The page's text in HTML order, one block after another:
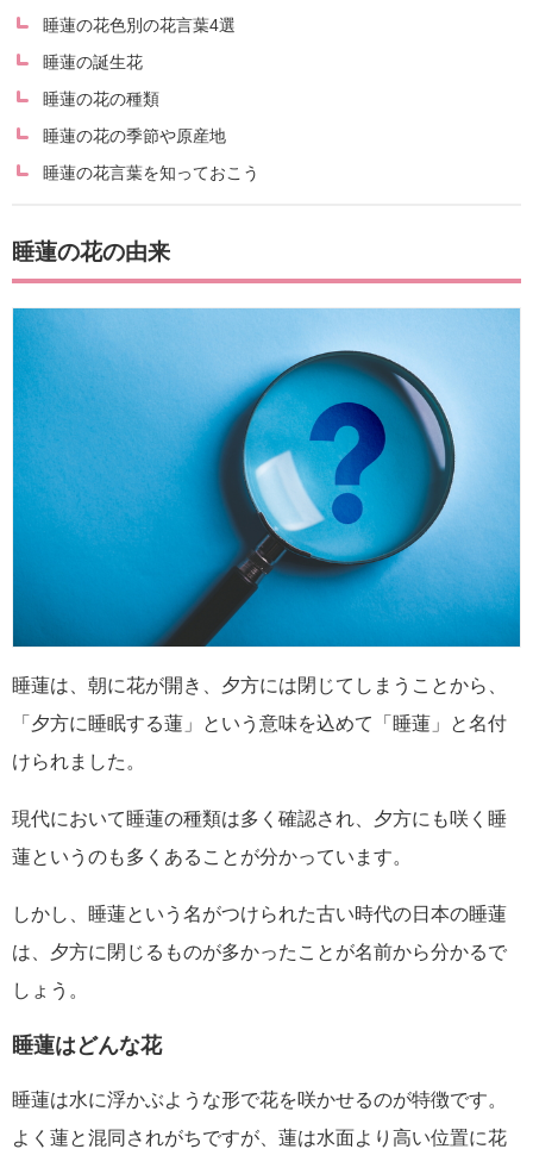
睡蓮の花色別の花言葉4選
睡蓮の誕生花
睡蓮の花の種類
睡蓮の花の季節や原産地
睡蓮の花言葉を知っておこう
睡蓮の花の由来
睡蓮は、朝に花が開き、夕方には閉じてしまうことから、
「夕方に睡眠する蓮」という意味を込めて「睡蓮」と名付
けられました。
現代において睡蓮の種類は多く確認され、夕方にも咲く睡
蓮というのも多くあることが分かっています。
しかし、睡蓮という名がつけられた古い時代の日本の睡蓮
は、夕方に閉じるものが多かったことが名前から分かるで
しょう。
睡蓮はどんな花
睡蓮は水に浮かぶような形で花を咲かせるのが特徴です。
よく蓮と混同されがちですが、蓮は水面より高い位置に花